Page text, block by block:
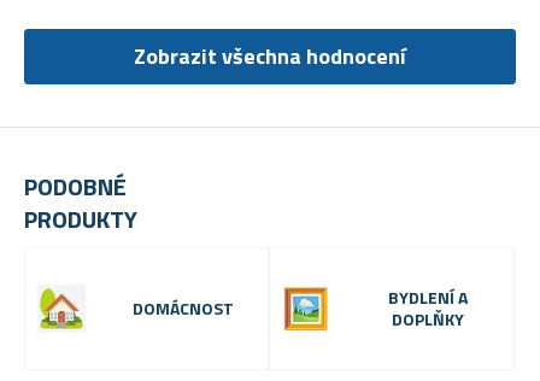
PODOBNÉ
PRODUKTY
DOMÁCNOST
BYDLENÍ A
DOPLŇKY
Zobrazit všechna hodnocení